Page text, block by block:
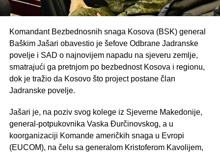
Komandant Bezbednosnih snaga Kosova (BSK) general
Baškim Jašari obavestio je šefove Odbrane Jadranske
povelje i SAD o najnovijem napadu na sjeveru zemlje,
smatrajući ga pretnjom po bezbednost Kosova i regionu,
dok je tražio da Kosovo što project postane član
Jadranske povelje.
Jašari je, na poziv svog kolege iz Sjeverne Makedonije,
general-potpukovnika Vaska Đurčinovskog, a u
koorganizaciji Komande američkih snaga u Evropi
(EUCOM), na čelu sa generalom Kristoferom Kavolijem,